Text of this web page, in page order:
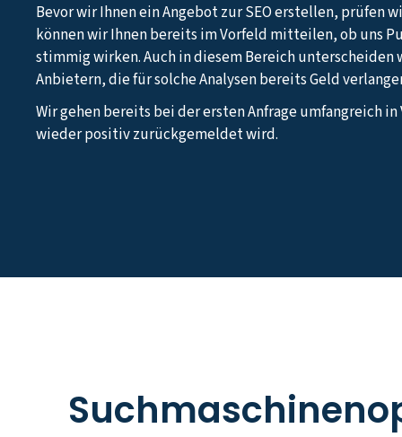
Bevor wir Ihnen ein Angebot zur SEO erstellen, prüfen
können wir Ihnen bereits im Vorfeld mitteilen, ob uns
stimmig wirken. Auch in diesem Bereich unterscheiden
Anbietern, die für solche Analysen bereits Geld
Wir gehen bereits bei der ersten Anfrage umfangreich
wieder positiv zurückgemeldet wird.